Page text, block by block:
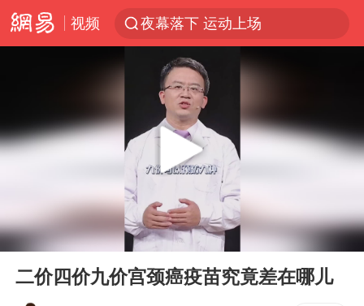
视频
夜幕落下 运动上场
泰交通部副部长回应中国人遭歧视手势
改名后的“青海拉面”店
段绚竞因公牺牲 年仅44岁
Play
00:00 00:53
二价四价九价宫颈癌疫苗究竟差在哪儿